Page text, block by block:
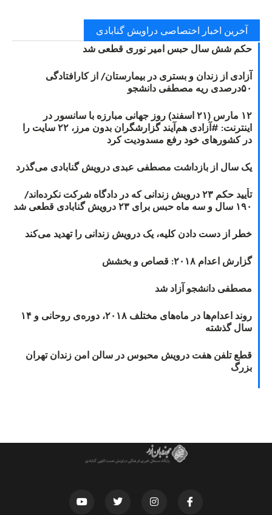
آخرین اخبار اختصاصی دراویش گنابادی
حکم شش سال حبس امیر نوری قطعی شد
آزادی از زندان و بستری در بیمارستان/ از کارافتادگی
۵۰درصدی ریه مصطفی دانشجو
۱۲ مارس (۲۱ اسفند) روز جهانی مبارزه با سانسور در
اینترنت: #آزادی هم‌آیند گزارشگران‌ بدون مرز، ۲۲ سایت را
در کشورهای خود رفع مسدودیت کرد
یک سال از بازداشت مصطفی عبدی درویش گنابادی می‌گذرد
تأیید حکم ۲۳ درویش زندانی که در دادگاه شرکت نکرده‌اند/
۱۹۰ سال و سه ماه حبس برای ۲۳ درویش گنابادی قطعی شد
خطر از دست دادن کلیه، یک درویش زندانی را تهدید می‌کند
گزارش اعدام ۲۰۱۸: قصاص و بخشش
مصطفی دانشجو آزاد شد
روند اعدام‌ها در ماه‌های مختلف ۲۰۱۸، دوره‌ی روحانی و ۱۴
سال گذشته
قطع تلفن هفت درویش محبوس در سالن امن زندان تهران
بزرگ